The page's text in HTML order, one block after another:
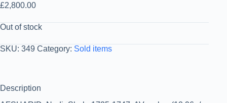
£2,800.00
Out of stock
SKU: 349 Category: Sold items
Description